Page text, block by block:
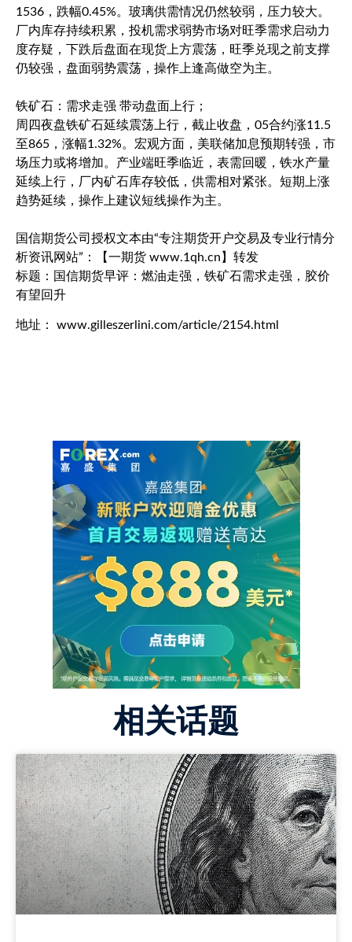
1536，跌幅0.45%。玻璃供需情况仍然较弱，压力较大。
厂内库存持续积累，投机需求弱势市场对旺季需求启动力
度存疑，下跌后盘面在现货上方震荡，旺季兑现之前支撑
仍较强，盘面弱势震荡，操作上逢高做空为主。
铁矿石：需求走强 带动盘面上行；
周四夜盘铁矿石延续震荡上行，截止收盘，05合约涨11.5
至865，涨幅1.32%。宏观方面，美联储加息预期转强，市
场压力或将增加。产业端旺季临近，表需回暖，铁水产量
延续上行，厂内矿石库存较低，供需相对紧张。短期上涨
趋势延续，操作上建议短线操作为主。
国信期货公司授权文本由“专注期货开户交易及专业行情分
析资讯网站”：【一期货 www.1qh.cn】转发
标题：国信期货早评：燃油走强，铁矿石需求走强，胶价
有望回升
地址： www.gilleszerlini.com/article/2154.html
相关话题